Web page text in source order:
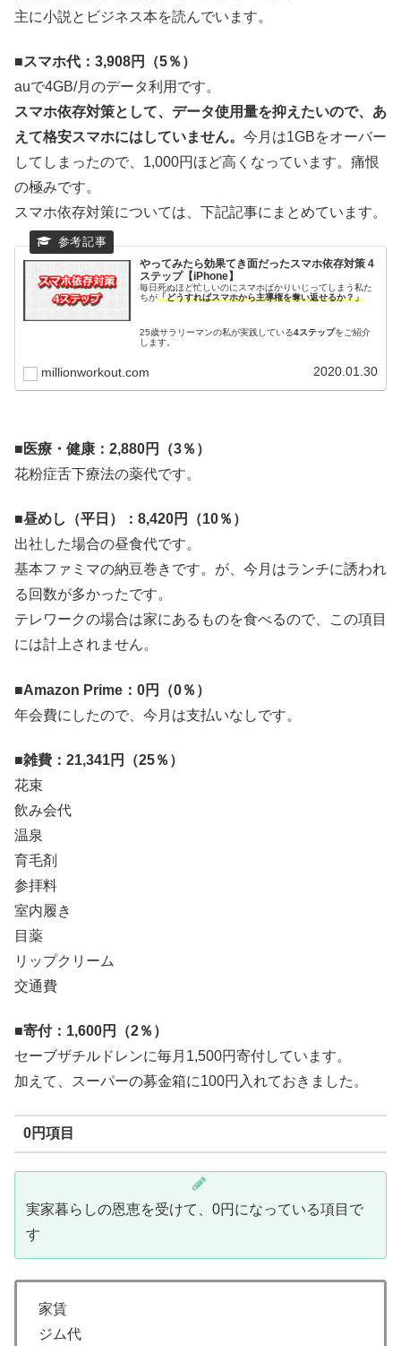
主に小説とビジネス本を読んでいます。
■スマホ代：3,908円（5％）
auで4GB/月のデータ利用です。
スマホ依存対策として、データ使用量を抑えたいので、あ
えて格安スマホにはしていません。 今月は1GBをオーバー
してしまったので、1,000円ほど高くなっています。痛恨
の極みです。
スマホ依存対策については、下記記事にまとめています。
やってみたら効果てき面だったスマホ依存対策 4
ステップ【iPhone】
毎日死ぬほど忙しいのにスマホばかりいじってしまう私た
ちが「どうすればスマホから主導権を奪い返せるか？」
25歳サラリーマンの私が実践している4ステップをご紹介
します。
millionworkout.com 2020.01.30
■ 医療・健康：2,880円（3％）
花粉症舌下療法の薬代です。
■昼めし（平日）：8,420円（10％）
出社した場合の昼食代です。
基本ファミマの納豆巻きです。が、今月はランチに誘われ
る回数が多かったです。
テレワークの場合は家にあるものを食べるので、この項目
には計上されません。
■Amazon Prime：0円（0％）
年会費にしたので、今月は支払いなしです。
■雑費：21,341円（25％）
花束
飲み会代
温泉
育毛剤
参拝料
室内履き
目薬
リップクリーム
交通費
■寄付：1,600円（2％）
セーブザチルドレンに毎月1,500円寄付しています。
加えて、スーパーの募金箱に100円入れておきました。
0円項目
実家暮らしの恩恵を受けて、0円になっている項目で
す
家賃
ジム代